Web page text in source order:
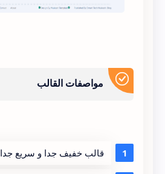
مواصفات القالب
قالب خفيف جدا و سريع جدا